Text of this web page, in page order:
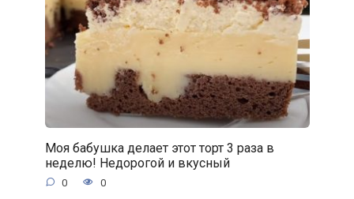
Моя бабушка делает этот торт 3 раза в
неделю! Недорогой и вкусный
0 0